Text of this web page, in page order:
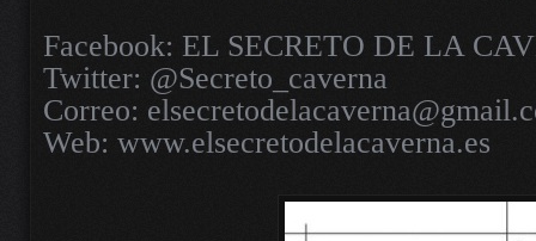
Facebook: EL SECRETO DE LA
Twitter: @Secreto_caverna
Correo:
Web: www.elsecretodelacaverna.es